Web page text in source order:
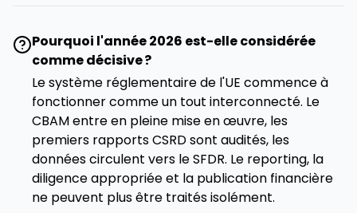
Pourquoi l'année 2026 est-elle considérée
comme décisive ?
Le système réglementaire de l'UE commence à
fonctionner comme un tout interconnecté. Le
CBAM entre en pleine mise en œuvre, les
premiers rapports CSRD sont audités, les
données circulent vers le SFDR. Le reporting, la
diligence appropriée et la publication financière
ne peuvent plus être traités isolément.